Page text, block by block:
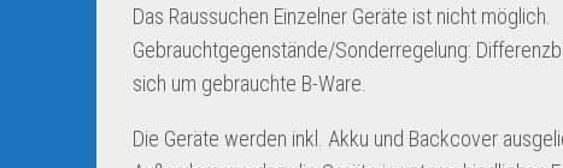
Das Raussuchen Einzelner Geräte ist nicht möglich.
Gebrauchtgegenstände/Sonderregelung:
sich um gebrauchte B-Ware.
Die Geräte werden inkl. Akku und Backcover